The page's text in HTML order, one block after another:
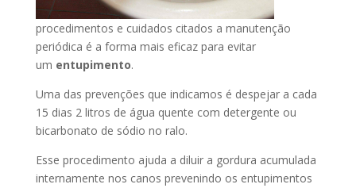
procedimentos e cuidados citados a manutenção
periódica é a forma mais eficaz para evitar
um entupimento.
Uma das prevenções que indicamos é despejar a cada
15 dias 2 litros de água quente com detergente ou
bicarbonato de sódio no ralo.
Esse procedimento ajuda a diluir a gordura acumulada
internamente nos canos prevenindo os entupimentos